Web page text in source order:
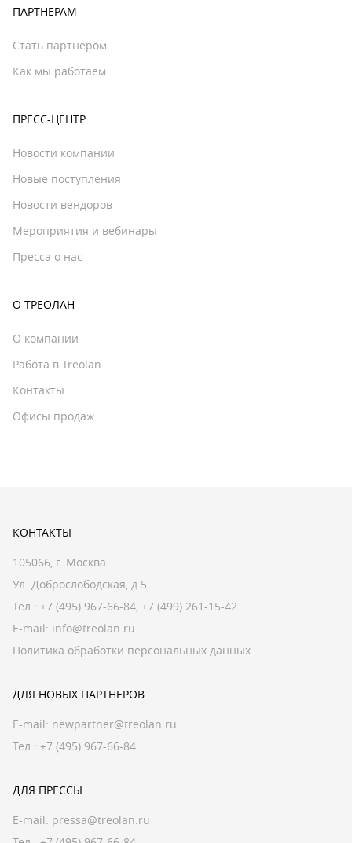
ПАРТНЕРАМ
Стать партнером
Как мы работаем
ПРЕСС-ЦЕНТР
Новости компании
Новые поступления
Новости вендоров
Мероприятия и вебинары
Пресса о нас
О ТРЕОЛАН
О компании
Работа в Treolan
Контакты
Офисы продаж
КОНТАКТЫ
105066, г. Москва
Ул. Доброслободская, д.5
Тел.: +7 (495) 967-66-84, +7 (499) 261-15-42
E-mail: info@treolan.ru
Политика обработки персональных данных
ДЛЯ НОВЫХ ПАРТНЕРОВ
E-mail: newpartner@treolan.ru
Тел.: +7 (495) 967-66-84
ДЛЯ ПРЕССЫ
E-mail: pressa@treolan.ru